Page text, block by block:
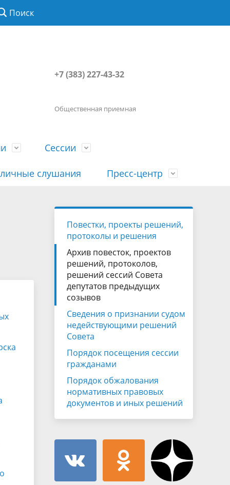
Поиск
+7 (383) 227-43-32
Общественная приемная
История
Муниципальная служба
Объявления
Сессии
Порядок посещения сессии
гражданами
Сведения о доходах, расходах, об
имуществе, обязательствах
имущественного характера
Информационные материалы
слушания Пресс-центр
Наша "Прямая линия"
Повестки, проекты решений,
протоколы и решения
Архив повесток, проектов
решений, протоколов,
решений сессий Совета
депутатов предыдущих
созывов
Сведения о признании судом
недействующими решений
Совета
Порядок посещения сессии
гражданами
Порядок обжалования
нормативных правовых
документов и иных решений